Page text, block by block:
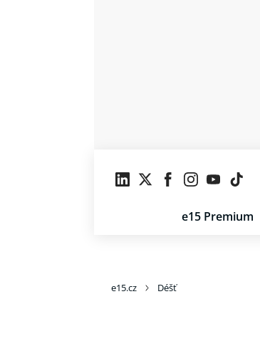
e15 Premium
e15.cz Déšť